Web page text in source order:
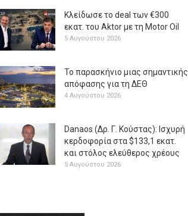
Κλείδωσε το deal των €300
εκατ. του Aktor με τη Μotor Oil
5 Αυγούστου 2026
Το παρασκήνιο μιας σημαντικής
απόφασης για τη ΔΕΘ
4 Αυγούστου 2026
Danaos (Δρ. Γ. Κούστας): Ισχυρή
κερδοφορία στα $133,1 εκατ.
και στόλος ελεύθερος χρέους
5 Αυγούστου 2026